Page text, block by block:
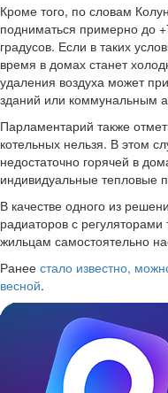
Кроме того, по словам
подниматься примерно до
градусов. Если в таких
время в домах станет
удаления воздуха может
зданий или коммунальным
Парламентарий также
котельных нельзя. В этом
недостаточно горячей в
индивидуальные тепловые
В качестве одного из
радиаторов с
жильцам самостоятельно
Ранее стало известно,
весной.